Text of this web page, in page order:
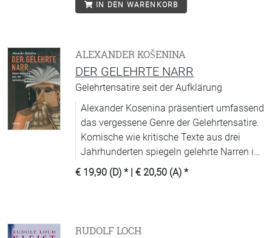
IN DEN WARENKORB
ALEXANDER KOŠENINA
DER GELEHRTE NARR
Gelehrtensatire seit der Aufklärung
Alexander Kosenina präsentiert umfassend
das vergessene Genre der Gelehrtensatire.
Komische wie kritische Texte aus drei
Jahrhunderten spiegeln gelehrte Narren im
positiven wie negativen Sinne.
€ 19,90 (D) * | € 20,50 (A) *
RUDOLF LOCH